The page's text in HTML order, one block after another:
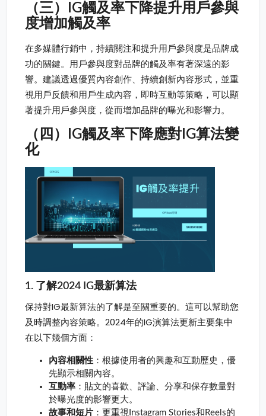
（三）IG觸及率下降提升用戶參與
度增加觸及率
在多媒體行銷中，持續關注和提升用戶參與度是品牌成
功的關鍵。用戶參與度對品牌的觸及率有著深遠的影
響。建議透過優質內容創作、持續創新內容形式，並重
視用戶反饋和用戶生成內容，即時互動等策略，可以顯
著提升用戶參與度，從而增加品牌的曝光和影響力。
（四）IG觸及率下降應對IG算法變
化
1. 了解2024 IG最新算法
保持對IG最新算法的了解是至關重要的。這可以幫助您
及時調整內容策略。2024年的IG演算法更新主要集中
在以下幾個方面：
內容相關性 ：根據使用者的興趣和互動歷史，優
先顯示相關內容。
互動率 ：貼文的喜歡、評論、分享和保存數量對
於曝光度的影響更大。
故事和短片 ：更重視Instagram Stories和Reels的